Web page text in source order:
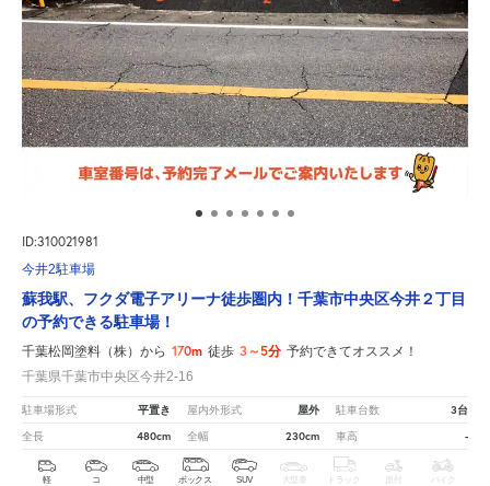
ID:310021981
今井2駐車場
蘇我駅、フクダ電子アリーナ徒歩圏内！千葉市中央区今井２丁目
の予約できる駐車場！
千葉松岡塗料（株）から 170m 徒歩 3～5分 予約できてオススメ！
千葉県千葉市中央区今井2-16
駐車場形式 平置き 屋内外形式 屋外 駐車台数 3台
全長 480cm 全幅 230cm 車高 -
軽 コ 中型 ボックス SUV 大型車 トラック 原付 バイク